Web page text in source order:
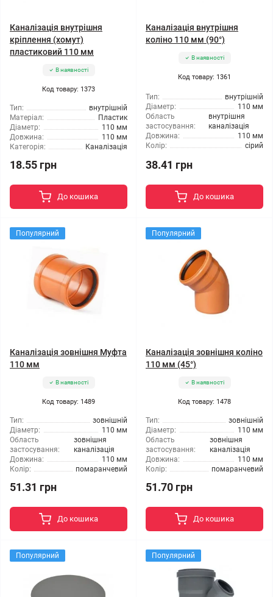
Каналізація внутрішня
кріплення (хомут)
пластиковий 110 мм
В наявності
Код товару: 1373
Тип:
внутрішній
Матеріал:
Пластик
Діаметр:
110 мм
Довжина:
110 мм
Категорія:
Каналізація
18.55 грн
До кошика
Каналізація внутрішня
коліно 110 мм (90°)
В наявності
Код товару: 1361
Тип:
внутрішній
Діаметр:
110 мм
Область
застосування:
внутрішня
каналізація
Довжина:
110 мм
Колір:
сірий
38.41 грн
До кошика
Популярний
Каналізація зовнішня Муфта
110 мм
В наявності
Код товару: 1489
Тип:
зовнішній
Діаметр:
110 мм
Область
застосування:
зовнішня
каналізація
Довжина:
110 мм
Колір:
помаранчевий
51.31 грн
До кошика
Популярний
Каналізація зовнішня коліно
110 мм (45°)
В наявності
Код товару: 1478
Тип:
зовнішній
Діаметр:
110 мм
Область
застосування:
зовнішня
каналізація
Довжина:
110 мм
Колір:
помаранчевий
51.70 грн
До кошика
Популярний Популярний